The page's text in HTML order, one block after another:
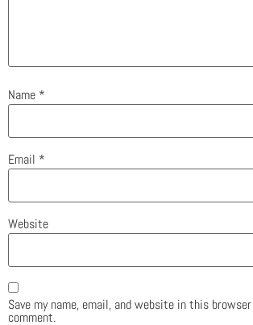
Name *
Email *
Website
Save my name, email, and website in this
comment.